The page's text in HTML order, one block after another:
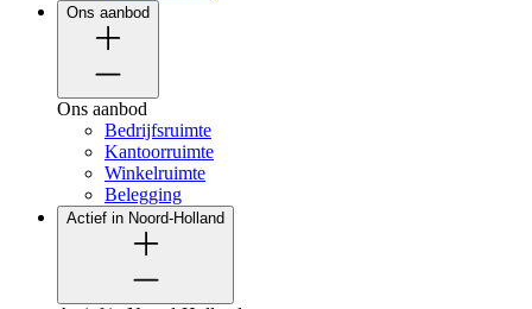
Ons aanbod
Ons aanbod
Bedrijfsruimte
Kantoorruimte
Winkelruimte
Belegging
Actief in Noord-Holland